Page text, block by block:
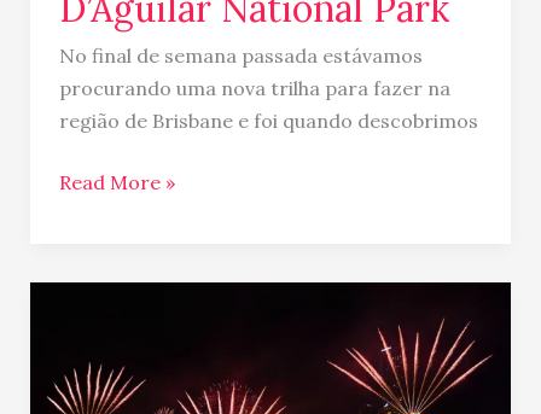
No final de semana passada estávamos
procurando uma nova trilha para fazer na
região de Brisbane e foi quando descobrimos
Read More »
Brisbane
–